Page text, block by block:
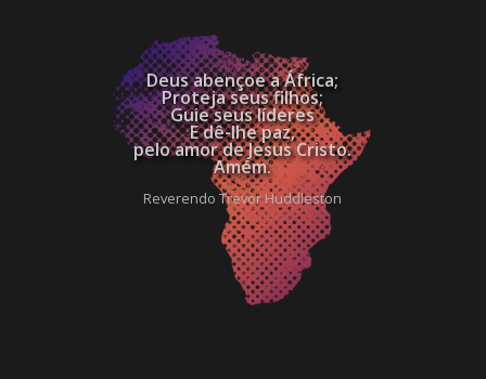
Deus abençoe a África;
Proteja seus filhos;
Guie seus líderes
E dê-lhe paz,
pelo amor de Jesus Cristo.
Amém.
Reverendo Trevor Huddleston